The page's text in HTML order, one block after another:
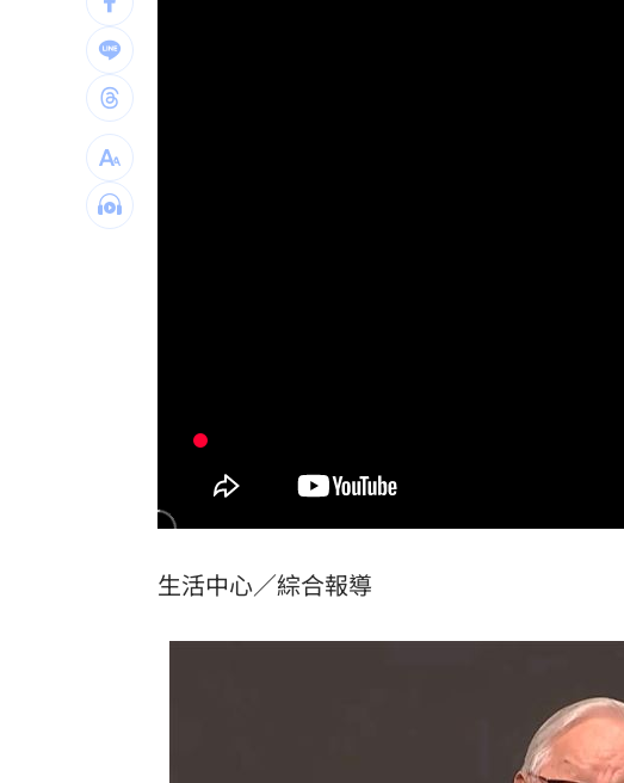
LIVE三立+24小時直播 15:27
三立iNEWS新聞台線上直播 18:00
商場戰國來臨 台中「頂奢大道」逐漸成形
台彩父親節推新刮刮樂千萬頭獎超「爸」氣 12:00
10:30
8國球員齊聚高雄 Formosa 7s掀足球熱潮 10:00
生活中心／綜合報導